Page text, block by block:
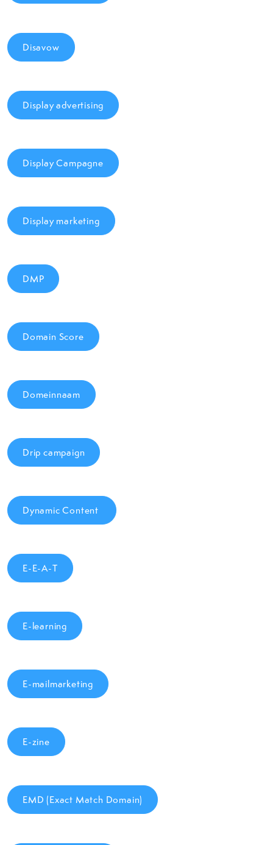
Disavow
Display advertising
Display Campagne
Display marketing
DMP
Domain Score
Domeinnaam
Drip campaign
Dynamic Content
E-E-A-T
E-learning
E-mailmarketing
E-zine
EMD (Exact Match Domain)